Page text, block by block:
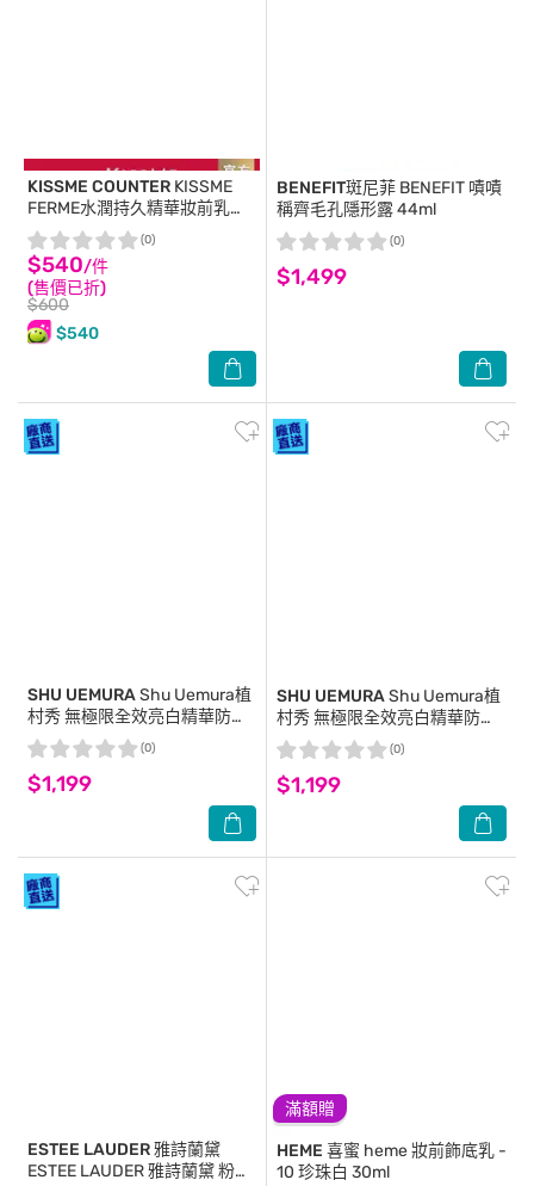
KISSME COUNTER KISSME
FERME水潤持久精華妝前乳
22g
$540/件
(售價已折)
$600
$540
(0)
BENEFIT斑尼菲 BENEFIT 嘖嘖
稱齊毛孔隱形露 44ml
$1,499
(0)
SHU UEMURAShu Uemura植
村秀 無極限全效亮白精華防曬
乳 SPF 50+ PA+++ 30ml #無
瑕膚
$1,199
(0)
SHU UEMURAShu Uemura植
村秀 無極限全效亮白精華防曬
乳 SPF 50+ PA+++ 30ml #冷
白紫
$1,199
(0)
ESTEE LAUDER 雅詩蘭黛
ESTEE LAUDER 雅詩蘭黛 粉持
滿額贈
HEME 喜蜜 heme 妝前飾底乳 -
10 珍珠白 30ml